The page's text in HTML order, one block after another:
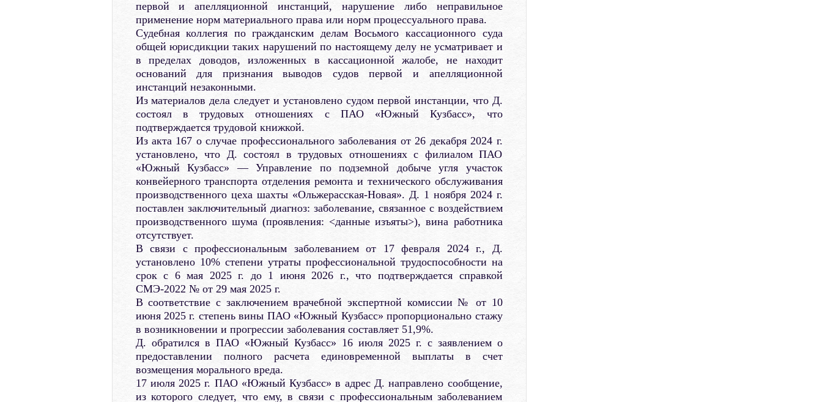
первой и апелляционной инстанций, нарушение либо неправильное
применение норм материального права или норм процессуального права.
Судебная коллегия по гражданским делам Восьмого кассационного суда
общей юрисдикции таких нарушений по настоящему делу не усматривает и
в пределах доводов, изложенных в кассационной жалобе, не находит
оснований для признания выводов судов первой и апелляционной
инстанций незаконными.
Из материалов дела следует и установлено судом первой инстанции, что Д.
состоял в трудовых отношениях с ПАО «Южный Кузбасс», что
подтверждается трудовой книжкой.
Из акта 167 о случае профессионального заболевания от 26 декабря 2024 г.
установлено, что Д. состоял в трудовых отношениях с филиалом ПАО
«Южный Кузбасс» — Управление по подземной добыче угля участок
конвейерного транспорта отделения ремонта и технического обслуживания
производственного цеха шахты «Ольжерасская-Новая». Д. 1 ноября 2024 г.
поставлен заключительный диагноз: заболевание, связанное с воздействием
производственного шума (проявления: <данные изъяты>), вина работника
отсутствует.
В связи с профессиональным заболеванием от 17 февраля 2024 г., Д.
установлено 10% степени утраты профессиональной трудоспособности на
срок с 6 мая 2025 г. до 1 июня 2026 г., что подтверждается справкой
СМЭ-2022 № от 29 мая 2025 г.
В соответствие с заключением врачебной экспертной комиссии № от 10
июня 2025 г. степень вины ПАО «Южный Кузбасс» пропорционально стажу
в возникновении и прогрессии заболевания составляет 51,9%.
Д. обратился в ПАО «Южный Кузбасс» 16 июля 2025 г. с заявлением о
предоставлении полного расчета единовременной выплаты в счет
возмещения морального вреда.
17 июля 2025 г. ПАО «Южный Кузбасс» в адрес Д. направлено сообщение,
из которого следует, что ему, в связи с профессиональным заболеванием